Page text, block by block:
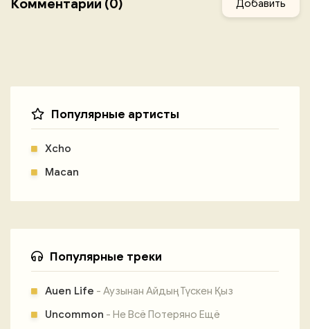
Комментарии (0) Добавить
Популярные артисты
Xcho
Macan
Популярные треки
Auen Life - Аузынан Айдың Түскен Қыз
Uncommon - Не Всё Потеряно Ещё